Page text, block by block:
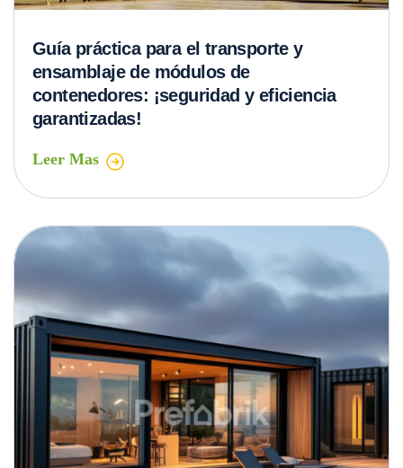
Guía práctica para el transporte y
ensamblaje de módulos de
contenedores: ¡seguridad y eficiencia
garantizadas!
Leer Mas